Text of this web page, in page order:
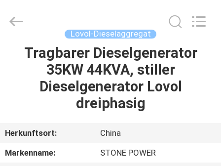
HAUS
PRODUKTE
UNS
CO.,LTD.
Lovol-Dieselaggregat
Tragbarer Dieselgenerator
35KW 44KVA, stiller
Dieselgenerator Lovol
dreiphasig
Herkunftsort:
China
Markenname:
STONE POWER